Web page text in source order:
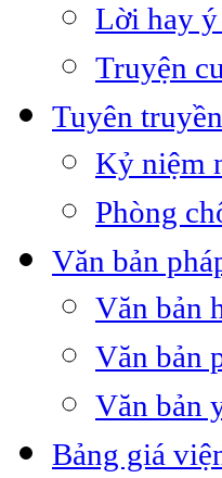
Lời hay ý
Truyện
Tuyên truyền
Kỷ niệm
Phòng
Văn bản
Văn bản
Văn bản
Văn bản
Bảng giá